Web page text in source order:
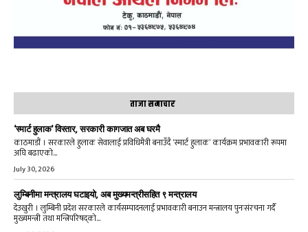
ताजा समाचार
‘स्मार्ट हुलाक’ विस्तार, सरकारी कागजात अब घरमै
काठमाडौं । सरकारले हुलाक सेवालाई प्रविधिमैत्री बनाउँदै ‘स्मार्ट हुलाक’ कार्यक्रम प्रभावकारी रूपमा
अघि बढाएको...
July 30, 2026
लुम्बिनीमा मन्त्रालय घटाइयो, अब मुख्यमन्त्रीसहित ९ मन्त्रालय
देउखुरी । लुम्बिनी प्रदेश सरकारले कार्यसम्पादनलाई प्रभावकारी बनाउन मन्त्रालय पुनःसंरचना गर्दै
मुख्यमन्त्री तथा मन्त्रिपरिषद्को...